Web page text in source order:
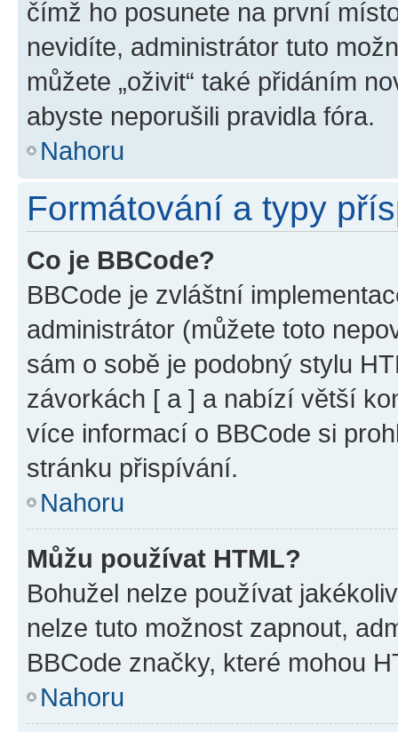
čímž ho posunete na první
nevidíte, administrátor tuto
můžete „oživit“ také přidáním
abyste neporušili pravidla fóra.
Nahoru
Formátování a typy
Co je BBCode?
BBCode je zvláštní
administrátor (můžete toto
sám o sobě je podobný stylu
závorkách [ a ] a nabízí větší
více informací o BBCode si
stránku přispívání.
Nahoru
Můžu používat HTML?
Bohužel nelze používat
nelze tuto možnost zapnout,
BBCode značky, které mohou
Nahoru